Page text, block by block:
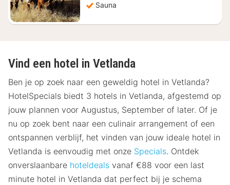
Sauna
Vind een hotel in Vetlanda
Ben je op zoek naar een geweldig hotel in Vetlanda?
HotelSpecials biedt 3 hotels in Vetlanda, afgestemd op
jouw plannen voor Augustus, September of later. Of je
nu op zoek bent naar een culinair arrangement of een
ontspannen verblijf, het vinden van jouw ideale hotel in
Vetlanda is eenvoudig met onze Specials. Ontdek
onverslaanbare hoteldeals vanaf €88 voor een last
minute hotel in Vetlanda dat perfect bij je schema